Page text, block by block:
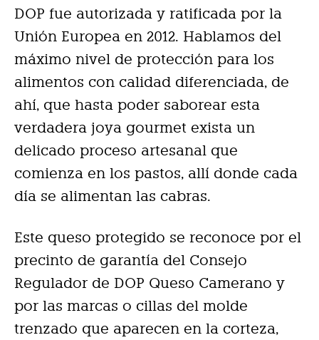
DOP fue autorizada y ratificada por la
Unión Europea en 2012. Hablamos del
máximo nivel de protección para los
alimentos con calidad diferenciada, de
ahí, que hasta poder saborear esta
verdadera joya gourmet exista un
delicado proceso artesanal que
comienza en los pastos, allí donde cada
día se alimentan las cabras.
Este queso protegido se reconoce por el
precinto de garantía del Consejo
Regulador de DOP Queso Camerano y
por las marcas o cillas del molde
trenzado que aparecen en la corteza,